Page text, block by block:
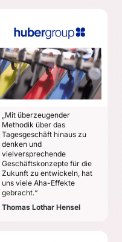
„Mit überzeugender
Methodik über das
Tagesgeschäft hinaus zu
denken und
vielversprechende
Geschäftskonzepte für die
Zukunft zu entwickeln, hat
uns viele Aha-Effekte
gebracht.“
Thomas Lothar Hensel
HUBER GROUP
Thomas Lothar Hensel
ZIELE
Neue Märkte
identifizieren, von
denen MHM mittelfristig
diese entsprechend
ihren Potenzialen
Die Zukunftsmärkte
sollten in den
angestammten
Geschäftsfeldern